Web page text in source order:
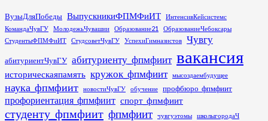
Перейти
к
содержимому
ВузыДляПобеды ВыпускникиФПМФиИТ
ИнтенсивКейсистемс
КомандаЧувГУ
МолодежьЧувашии Образование21
ОбразованиеЧебоксары
СтудентыФПМФиИТ
СтудсоветЧувГУ УспехиГимназистов Чувгу
абитуриентЧувГУ абитуриенту_фпмфиит вакансия
историческаяпамять кружок_фпмфиит мысоздаембудущее
наука_фпмфиит новостиЧувГУ обучение профбюро_фпмфиит
профориентация_фпмфиит спорт_фпмфиит
студенту_фпмфиит фпмфиит чувгуэтомы школыгородаЧ